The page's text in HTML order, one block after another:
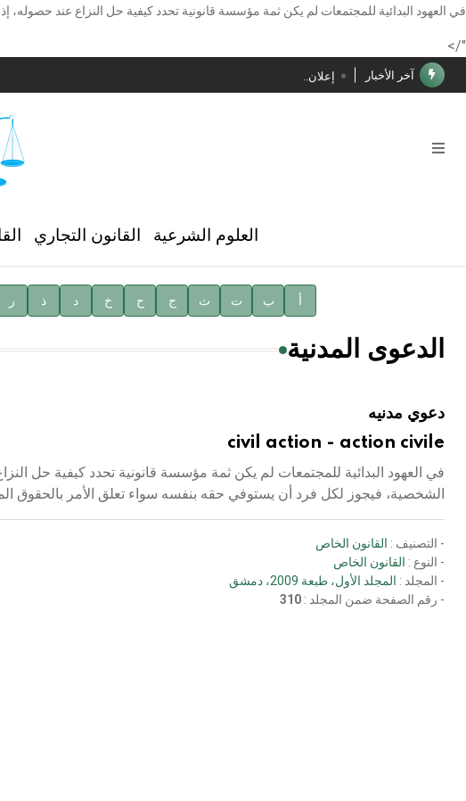
في العهود البدائية للمجتمعات لم يكن ثمة مؤسسة قانونية تحدد كيفية حل النزاع عند حصوله،
"/>
آخر الأخبار
الأستاذ إياد خالد الطباع مدير عام لهيئة الموسوعة العربية
إعلان..
فوز الأستاذ الدكتور محمود السيد بجائزة مجمع الملك سليمان العالمي
الأستاذ إياد خالد الطباع مدير عام لهيئة الموسوعة العربية
العلوم الشرعية القانون التجاري
أ ب ت ث ج ح خ د ذ ر
الدعوى المدنية
دعوي مدنيه
civil action - action civile
في العهود البدائية للمجتمعات لم يكن ثمة مؤسسة قانونية تحدد كيفية حل
الشخصية، فيجوز لكل فرد أن يستوفي حقه بنفسه سواء تعلق الأمر بالحقوق
- التصنيف : القانون الخاص
- النوع : القانون الخاص
- المجلد : المجلد الأول، طبعة 2009، دمشق
- رقم الصفحة ضمن المجلد : 310